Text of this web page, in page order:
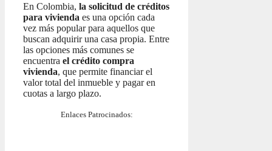
En Colombia, la solicitud de créditos
para vivienda es una opción cada
vez más popular para aquellos que
buscan adquirir una casa propia. Entre
las opciones más comunes se
encuentra el crédito compra
vivienda, que permite financiar el
valor total del inmueble y pagar en
cuotas a largo plazo.
Enlaces Patrocinados: